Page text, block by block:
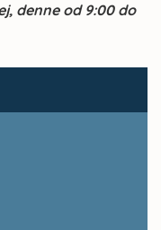
denne od 9:00 do